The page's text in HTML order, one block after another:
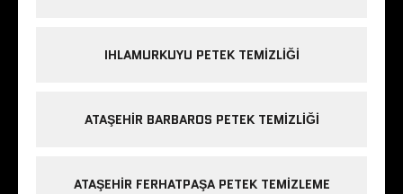
IHLAMURKUYU PETEK TEMIZLIĞI
ATAŞEHIR BARBAROS PETEK TEMIZLIĞI
ATAŞEHIR FERHATPAŞA PETEK TEMIZLEME